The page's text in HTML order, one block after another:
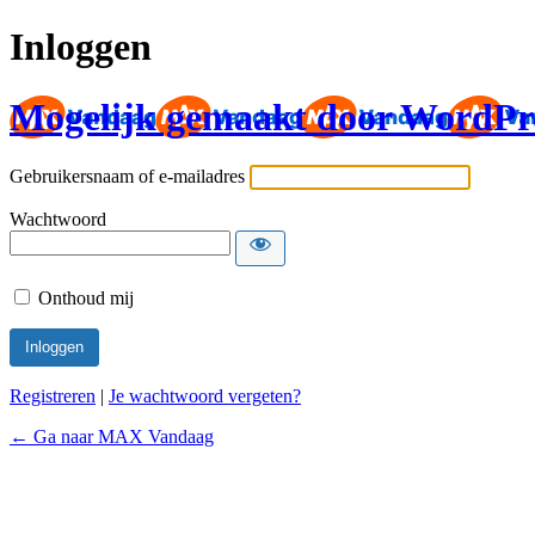
Inloggen
Mogelijk gemaakt door
Gebruikersnaam of e-mailadres
Wachtwoord
Onthoud mij
Registreren | Je wachtwoord vergeten?
← Ga naar MAX Vandaag